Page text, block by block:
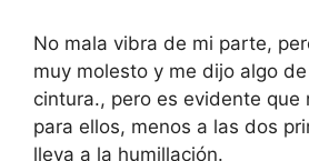
No mala vibra de mi parte,
muy molesto y me dijo algo
cintura., pero es evidente que
para ellos, menos a las dos
lleva a la humillación.